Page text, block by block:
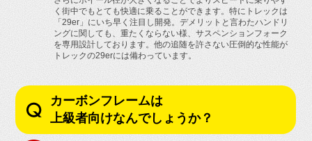
く街中でもとても快適に乗ることができます。特にトレックは
「29er」にいち早く注目し開発。デメリットと言わたハンドリ
ングに関しても、重たくならない様、サスペンションフォーク
を専用設計しております。他の追随を許さない圧倒的な性能が
トレックの29erには備わっています。
カーボンフレームは
上級者向けなんでしょうか？